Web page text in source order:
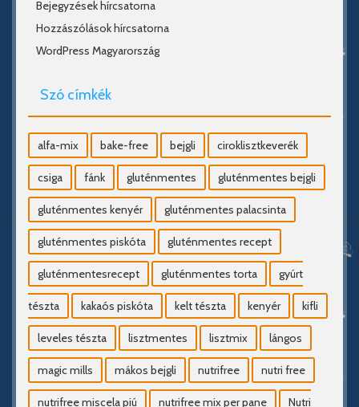
Bejegyzések hírcsatorna
Hozzászólások hírcsatorna
WordPress Magyarország
Szó címkék
alfa-mix bake-free bejgli ciroklisztkeverék
csiga fánk gluténmentes gluténmentes bejgli
gluténmentes kenyér gluténmentes palacsinta
gluténmentes piskóta gluténmentes recept
gluténmentesrecept gluténmentes torta gyúrt
tészta kakaós piskóta kelt tészta kenyér kifli
leveles tészta lisztmentes lisztmix lángos
magic mills mákos bejgli nutrifree nutri free
nutrifree miscela piú nutrifree mix per pane Nutri